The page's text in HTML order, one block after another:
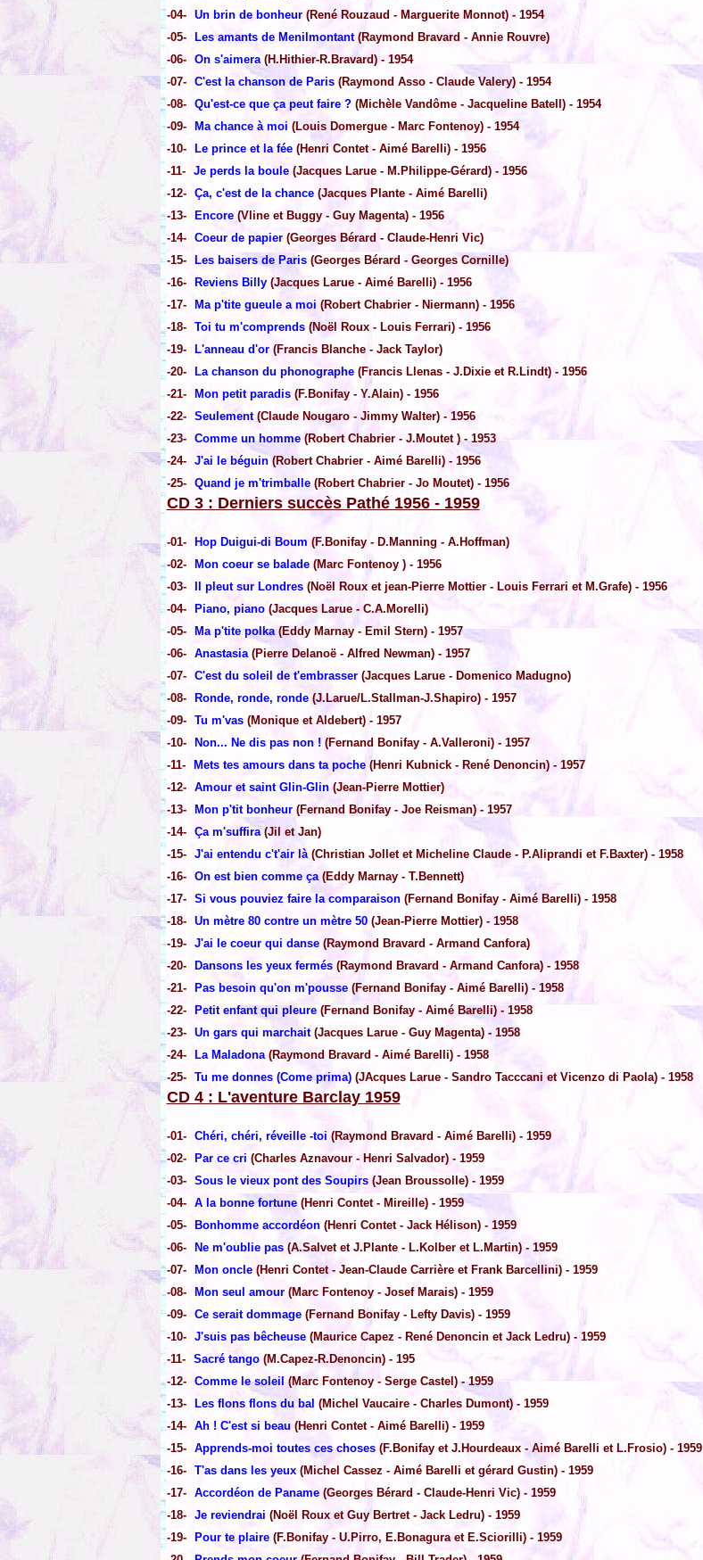
-04-
Un brin de bonheur(René Rouzaud - Marguerite Monnot) - 1954
-05-
Les amants de Menilmontant(Raymond Bravard - Annie Rouvre)
-06-
On s'aimera(H.Hithier-R.Bravard) - 1954
-07-
C'est la chanson de Paris(Raymond Asso - Claude Valery) - 1954
-08-
Qu'est-ce que ça peut faire ?(Michèle Vandôme - Jacqueline Batell) - 1954
-09-
Ma chance à moi (Louis Domergue - Marc Fontenoy) - 1954
-10-
Le prince et la fée(Henri Contet - Aimé Barelli) - 1956
-11-
Je perds la boule(Jacques Larue - M.Philippe-Gérard) - 1956
-12-
Ça, c'est de la chance(Jacques Plante - Aimé Barelli)
-13-
Encore(Vline et Buggy - Guy Magenta) - 1956
-14-
Coeur de papier(Georges Bérard - Claude-Henri Vic)
-15-
Les baisers de Paris(Georges Bérard - Georges Cornille)
-16-
Reviens Billy(Jacques Larue - Aimé Barelli) - 1956
-17-
Ma p'tite gueule a moi (Robert Chabrier - Niermann) - 1956
-18-
Toi tu m'comprends(Noël Roux - Louis Ferrari) - 1956
-19-
L'anneau d'or(Francis Blanche - Jack Taylor)
-20-
La chanson du phonographe(Francis Llenas - J.Dixie et R.Lindt) - 1956
-21-
Mon petit paradis(F.Bonifay - Y.Alain) - 1956
-22-
Seulement(Claude Nougaro - Jimmy Walter) - 1956
-23-
Comme un homme (Robert Chabrier - J.Moutet ) - 1953
-24-
J'ai le béguin(Robert Chabrier - Aimé Barelli) - 1956
-25-
Quand je m'trimballe(Robert Chabrier - Jo Moutet) - 1956
CD 3 : Derniers succès Pathé 1956 - 1959
-01- Hop Duigui-di Boum (F.Bonifay - D.Manning - A.Hoffman)
-02-
Mon coeur se balade(Marc Fontenoy ) - 1956
-03-
Il pleut sur Londres(Noël Roux et jean-Pierre Mottier - Louis Ferrari et M.Grafe) - 1956
-04-
Piano, piano(Jacques Larue - C.A.Morelli)
-05-
Ma p'tite polka(Eddy Marnay - Emil Stern) - 1957
-06-
Anastasia(Pierre Delanoë - Alfred Newman) - 1957
-07-
C'est du soleil de t'embrasser(Jacques Larue - Domenico Madugno)
-08-
Ronde, ronde, ronde(J.Larue/L.Stallman-J.Shapiro) - 1957
-09-
Tu m'vas(Monique et Aldebert) - 1957
-10-
Non... Ne dis pas non ! (Fernand Bonifay - A.Valleroni) - 1957
-11-
Mets tes amours dans ta poche(Henri Kubnick - René Denoncin) - 1957
-12-
Amour et saint Glin-Glin(Jean-Pierre Mottier)
-13-
Mon p'tit bonheur(Fernand Bonifay - Joe Reisman) - 1957
-14-
Ça m'suffira(Jil et Jan)
-15-
J'ai entendu c't'air là(Christian Jollet et Micheline Claude - P.Aliprandi et F.Baxter) - 1958
-16-
On est bien comme ça(Eddy Marnay - T.Bennett)
-17-
Si vous pouviez faire la comparaison(Fernand Bonifay - Aimé Barelli) - 1958
-18-
Un mètre 80 contre un mètre 50(Jean-Pierre Mottier) - 1958
-19-
J'ai le coeur qui danse(Raymond Bravard - Armand Canfora)
-20-
Dansons les yeux fermés(Raymond Bravard - Armand Canfora) - 1958
-21-
Pas besoin qu'on m'pousse(Fernand Bonifay - Aimé Barelli) - 1958
-22-
Petit enfant qui pleure(Fernand Bonifay - Aimé Barelli) - 1958
-23-
Un gars qui marchait(Jacques Larue - Guy Magenta) - 1958
-24-
La Maladona(Raymond Bravard - Aimé Barelli) - 1958
-25-
Tu me donnes (Come prima)(JAcques Larue - Sandro Tacccani et Vicenzo di Paola) - 1958
CD 4 : L'aventure Barclay 1959
-01- Chéri, chéri, réveille -toi (Raymond Bravard - Aimé Barelli) - 1959
-02-
Par ce cri (Charles Aznavour - Henri Salvador) - 1959
-03-
Sous le vieux pont des Soupirs(Jean Broussolle) - 1959
-04-
A la bonne fortune(Henri Contet - Mireille) - 1959
-05-
Bonhomme accordéon(Henri Contet - Jack Hélison) - 1959
-06-
Ne m'oublie pas(A.Salvet et J.Plante - L.Kolber et L.Martin) - 1959
-07-
Mon oncle(Henri Contet - Jean-Claude Carrière et Frank Barcellini) - 1959
-08-
Mon seul amour(Marc Fontenoy - Josef Marais) - 1959
-09-
Ce serait dommage(Fernand Bonifay - Lefty Davis) - 1959
-10-
J'suis pas bêcheuse(Maurice Capez - René Denoncin et Jack Ledru) - 1959
-11-
Sacré tango(M.Capez-R.Denoncin) - 195
-12-
Comme le soleil (Marc Fontenoy - Serge Castel) - 1959
-13-
Les flons flons du bal (Michel Vaucaire - Charles Dumont) - 1959
-14-
Ah ! C'est si beau (Henri Contet - Aimé Barelli) - 1959
-15-
Apprends-moi toutes ces choses(F.Bonifay et J.Hourdeaux - Aimé Barelli et L.Frosio) - 1959
-16-
T'as dans les yeux(Michel Cassez - Aimé Barelli et gérard Gustin) - 1959
-17-
Accordéon de Paname(Georges Bérard - Claude-Henri Vic) - 1959
-18-
Je reviendrai (Noël Roux et Guy Bertret - Jack Ledru) - 1959
-19-
Pour te plaire(F.Bonifay - U.Pirro, E.Bonagura et E.Sciorilli) - 1959